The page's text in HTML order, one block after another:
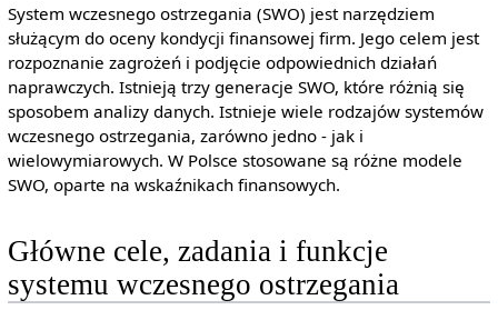
System wczesnego ostrzegania (SWO) jest narzędziem
służącym do oceny kondycji finansowej firm. Jego celem jest
rozpoznanie zagrożeń i podjęcie odpowiednich działań
naprawczych. Istnieją trzy generacje SWO, które różnią się
sposobem analizy danych. Istnieje wiele rodzajów systemów
wczesnego ostrzegania, zarówno jedno - jak i
wielowymiarowych. W Polsce stosowane są różne modele
SWO, oparte na wskaźnikach finansowych.
Główne cele, zadania i funkcje
systemu wczesnego ostrzegania